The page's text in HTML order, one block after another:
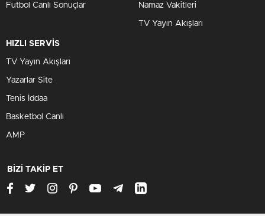
Futbol Canlı Sonuçlar Namaz Vakitleri
TV Yayın Akışları
HIZLI SERVİS
TV Yayın Akışları
Yazarlar Site
Tenis İddaa
Basketbol Canlı
AMP
BİZİ TAKİP ET